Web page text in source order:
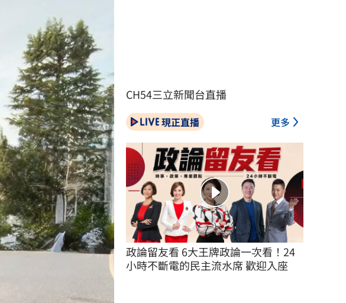
CH54三立新聞台直播
現正直播 更多
政論留友看 6大王牌政論一次看！24
小時不斷電的民主流水席 歡迎入座